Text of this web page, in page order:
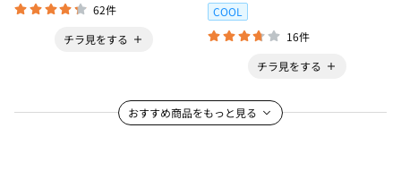
62件
チラ見をする
COOL
16件
チラ見をする
おすすめ商品をもっと見る